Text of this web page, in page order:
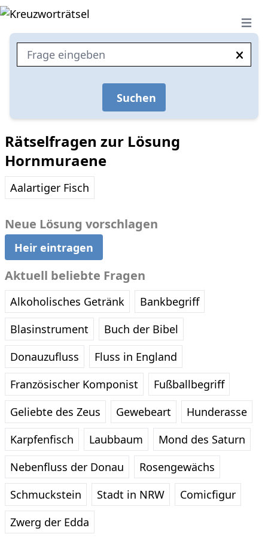
Open
Suchen
Rätselfragen zur Lösung
Hornmuraene
Aalartiger Fisch
Neue Lösung vorschlagen
Heir eintragen
Aktuell beliebte Fragen
Alkoholisches Getränk
Bankbegriff
Blasinstrument
Buch der Bibel
Donauzufluss
Fluss in England
Französischer Komponist
Fußballbegriff
Geliebte des Zeus
Gewebeart
Hunderasse
Karpfenfisch
Laubbaum
Mond des Saturn
Nebenfluss der Donau
Rosengewächs
Schmuckstein
Stadt in NRW
Comicfigur
Zwerg der Edda